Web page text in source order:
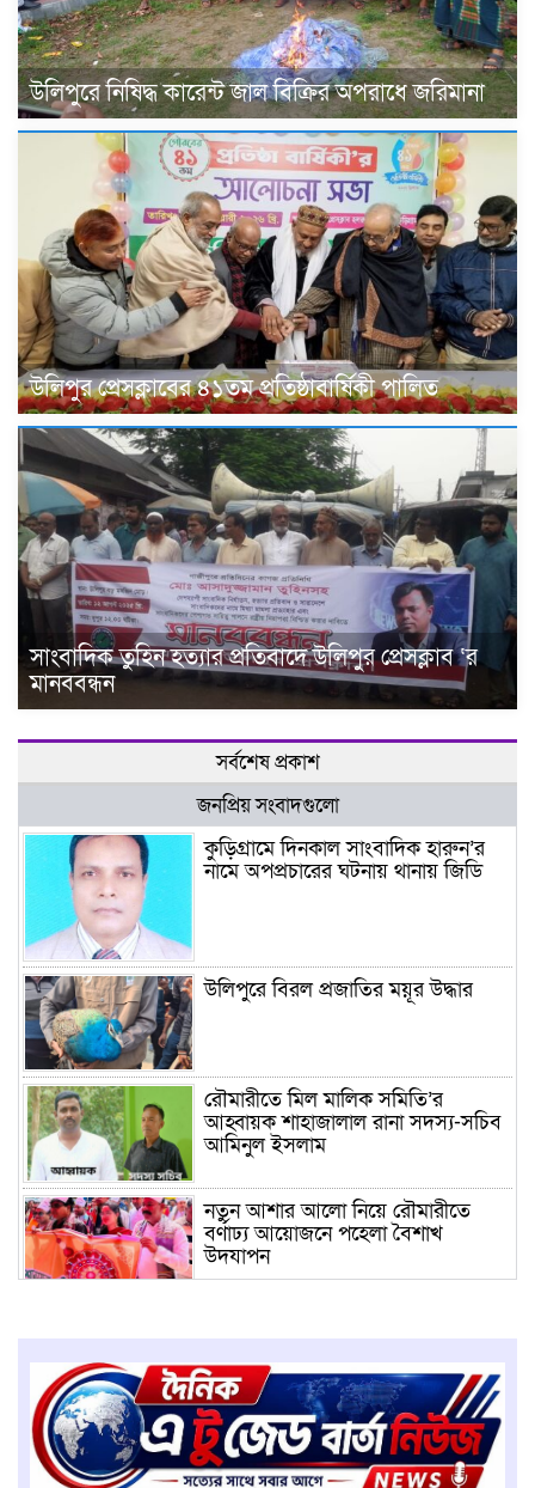
উলিপুরে নিষিদ্ধ কারেন্ট জাল বিক্রির অপরাধে জরিমানা
উলিপুর প্রেসক্লাবের ৪১তম প্রতিষ্ঠাবার্ষিকী পালিত ‎
সাংবাদিক তুহিন হত্যার প্রতিবাদে উলিপুর প্রেসক্লাব ‘র
মানববন্ধন
সর্বশেষ প্রকাশ
জনপ্রিয় সংবাদগুলো
কুড়িগ্রামে দিনকাল সাংবাদিক হারুন’র
নামে অপপ্রচারের ঘটনায় থানায় জিডি
উলিপুরে বিরল প্রজাতির ময়ূর উদ্ধার
রৌমারীতে মিল মালিক সমিতি’র
আহ্বায়ক শাহাজালাল রানা সদস্য-সচিব
আমিনুল ইসলাম
নতুন আশার আলো নিয়ে রৌমারীতে
বর্ণাঢ্য আয়োজনে পহেলা বৈশাখ
উদযাপন
উলিপুরে নিষিদ্ধ কারেন্ট জাল বিক্রির
অপরাধে জরিমানা